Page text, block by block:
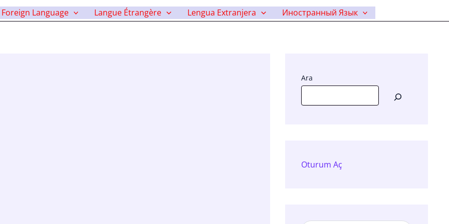
Foreign Language Langue Étrangère Lengua Extranjera Иностранный Язык
Ara
Oturum Aç